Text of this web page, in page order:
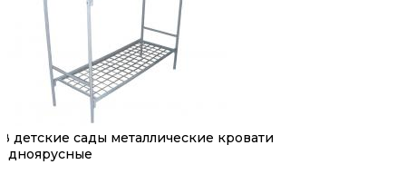
В детские сады металлические кровати
одноярусные